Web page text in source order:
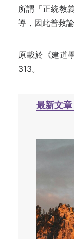
所謂「正統教
導，因此普救
原載於《建道
313。
最新文章